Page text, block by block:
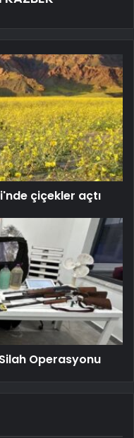
çiçekler açtı
Operasyonu